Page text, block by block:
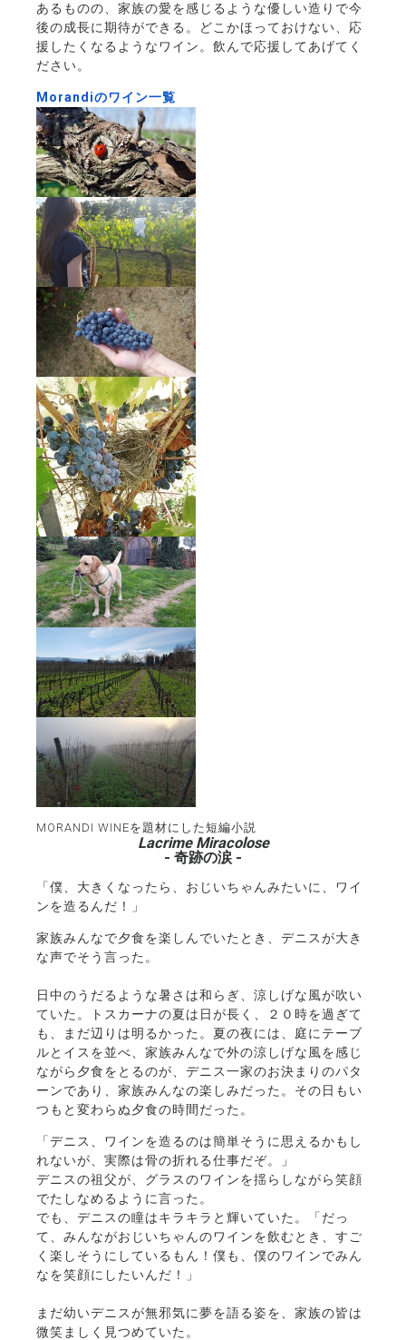
あるものの、家族の愛を感じるような優しい造りで今
後の成長に期待ができる。どこかほっておけない、応
援したくなるようなワイン。飲んで応援してあげてく
ださい。
Morandiのワイン一覧
MORANDI WINEを題材にした短編小説
Lacrime Miracolose
- 奇跡の涙 -
「僕、大きくなったら、おじいちゃんみたいに、ワイ
ンを造るんだ！」
家族みんなで夕食を楽しんでいたとき、デニスが大き
な声でそう言った。
日中のうだるような暑さは和らぎ、涼しげな風が吹い
ていた。トスカーナの夏は日が長く、２０時を過ぎて
も、まだ辺りは明るかった。夏の夜には、庭にテーブ
ルとイスを並べ、家族みんなで外の涼しげな風を感じ
ながら夕食をとるのが、デニス一家のお決まりのパタ
ーンであり、家族みんなの楽しみだった。その日もい
つもと変わらぬ夕食の時間だった。
「デニス、ワインを造るのは簡単そうに思えるかもし
れないが、実際は骨の折れる仕事だぞ。」
デニスの祖父が、グラスのワインを揺らしながら笑顔
でたしなめるように言った。
でも、デニスの瞳はキラキラと輝いていた。「だっ
て、みんながおじいちゃんのワインを飲むとき、すご
く楽しそうにしているもん！僕も、僕のワインでみん
なを笑顔にしたいんだ！」
まだ幼いデニスが無邪気に夢を語る姿を、家族の皆は
微笑ましく見つめていた。